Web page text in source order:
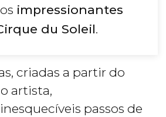
impressionantes
du Soleil.
criadas a partir do
artista,
passos de